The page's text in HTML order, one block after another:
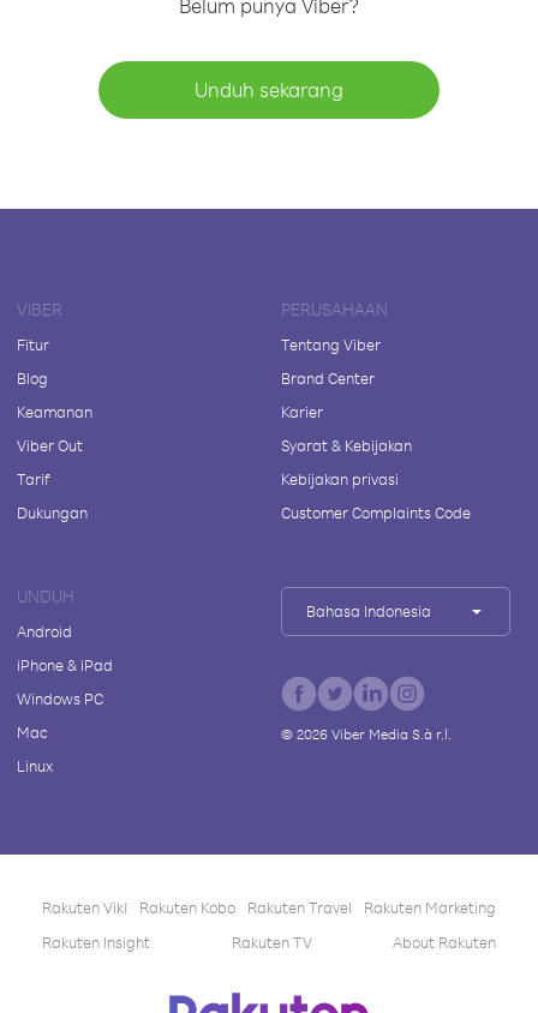
Belum punya Viber?
Unduh sekarang
VIBER
Fitur
Blog
Keamanan
Viber Out
Tarif
Dukungan
PERUSAHAAN
Tentang Viber
Brand Center
Karier
Syarat & Kebijakan
Kebijakan privasi
Customer Complaints Code
UNDUH
Android
iPhone & iPad
Windows PC
Mac
Linux
Bahasa Indonesia
© 2026Viber Media S.à r.l.
Rakuten Viki Rakuten Kobo Rakuten Travel
Rakuten Marketing
Rakuten Insight
Rakuten TV About Rakuten